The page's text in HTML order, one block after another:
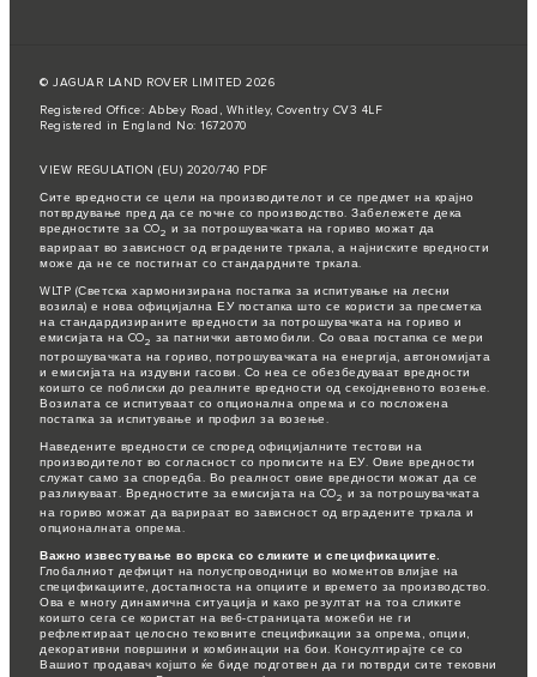
© JAGUAR LAND ROVER LIMITED 2026
Registered Office: Abbey Road, Whitley, Coventry CV3 4LF
Registered in England No: 1672070
VIEW REGULATION (EU) 2020/740 PDF
Сите вредности се цели на производителот и се предмет на крајно
потврдување пред да се почне со производство. Забележете дека
вредностите за CO2 и за потрошувачката на гориво можат да
варираат во зависност од вградените тркала, а најниските вредности
може да не се постигнат со стандардните тркала.
WLTP (Светска хармонизирана постапка за испитување на лесни
возила) е нова официјална ЕУ постапка што се користи за пресметка
на стандардизираните вредности за потрошувачката на гориво и
емисијата на CO2 за патнички автомобили. Со оваа постапка се мери
потрошувачката на гориво, потрошувачката на енергија, автономијата
и емисијата на издувни гасови. Со неа се обезбедуваат вредности
коишто се поблиски до реалните вредности од секојдневното возење.
Возилата се испитуваат со опционална опрема и со посложена
постапка за испитување и профил за возење.
Наведените вредности се според официјалните тестови на
производителот во согласност со прописите на ЕУ. Овие вредности
служат само за споредба. Во реалност овие вредности можат да се
разликуваат. Вредностите за емисијата на CO2 и за потрошувачката
на гориво можат да варираат во зависност од вградените тркала и
опционалната опрема.
Важно известување во врска со сликите и спецификациите.
Глобалниот дефицит на полуспроводници во моментов влијае на
спецификациите, достапноста на опциите и времето за производство.
Ова е многу динамична ситуација и како резултат на тоа сликите
коишто сега се користат на веб-страницата можеби не ги
рефлектираат целосно тековните спецификации за опрема, опции,
декоративни површини и комбинации на бои. Консултирајте се со
Вашиот продавач којшто ќе биде подготвен да ги потврди сите тековни